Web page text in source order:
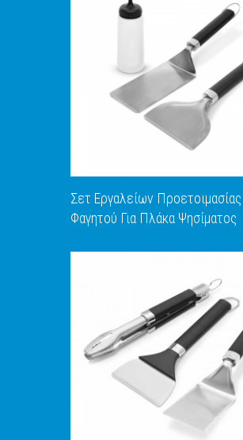
ΑΝΑΚΑΛΥΨΕ ΤΟ
ΑΝΑΚΑΛΥΨΕ ΤΟ
Σετ Εργαλείων Προετοιμασίας
Φαγητού Για Πλάκα Ψησίματος